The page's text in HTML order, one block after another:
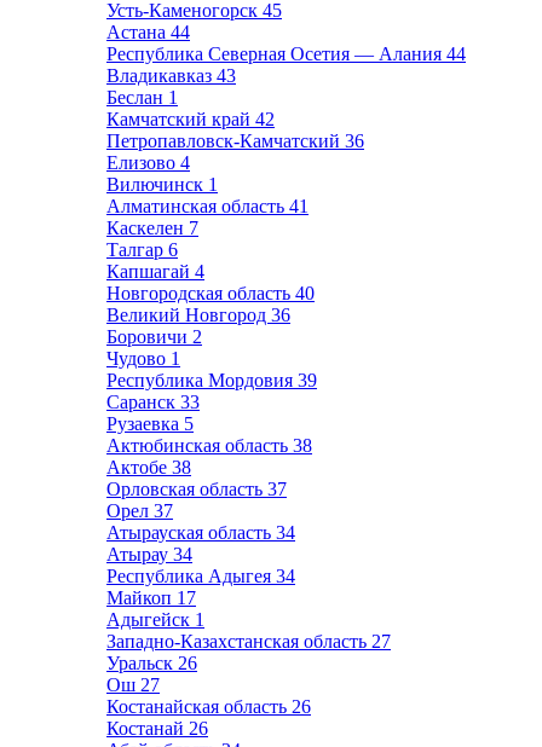
Усть-Каменогорск 45
Астана 44
Республика Северная Осетия — Алания 44
Владикавказ 43
Беслан 1
Камчатский край 42
Петропавловск-Камчатский 36
Елизово 4
Вилючинск 1
Алматинская область 41
Каскелен 7
Талгар 6
Капшагай 4
Новгородская область 40
Великий Новгород 36
Боровичи 2
Чудово 1
Республика Мордовия 39
Саранск 33
Рузаевка 5
Актюбинская область 38
Актобе 38
Орловская область 37
Орел 37
Атырауская область 34
Атырау 34
Республика Адыгея 34
Майкоп 17
Адыгейск 1
Западно-Казахстанская область 27
Уральск 26
Ош 27
Костанайская область 26
Костанай 26